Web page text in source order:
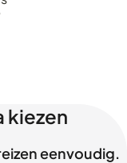
kiezen
eenvoudig.